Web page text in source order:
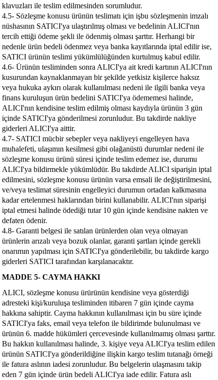
klavuzları ile teslim edilmesinden sorumludur.
4.5- Sözleşme konusu ürünün teslimatı için işbu sözleşmenin imzalı
nüshasının SATICI'ya ulaştırılmış olması ve bedelinin ALICI'nın
tercih ettiği ödeme şekli ile ödenmiş olması şarttır. Herhangi bir
nedenle ürün bedeli ödenmez veya banka kayıtlarında iptal edilir ise,
SATICI ürünün teslimi yükümlülüğünden kurtulmuş kabul edilir.
4.6- Ürünün tesliminden sonra ALICI'ya ait kredi kartının ALICI'nın
kusurundan kaynaklanmayan bir şekilde yetkisiz kişilerce haksız
veya hukuka aykırı olarak kullanılması nedeni ile ilgili banka veya
finans kuruluşun ürün bedelini SATICI'ya ödememesi halinde,
ALICI'nın kendisine teslim edilmiş olması kaydıyla ürünün 3 gün
içinde SATICI'ya gönderilmesi zorunludur. Bu takdirde nakliye
giderleri ALICI'ya aittir.
4.7- SATICI mücbir sebepler veya nakliyeyi engelleyen hava
muhalefeti, ulaşımın kesilmesi gibi olağanüstü durumlar nedeni ile
sözleşme konusu ürünü süresi içinde teslim edemez ise, durumu
ALICI'ya bildirmekle yükümlüdür. Bu takdirde ALICI siparişin iptal
edilmesini, sözleşme konusu ürünün varsa emsali ile değiştirilmesini,
ve/veya teslimat süresinin engelleyici durumun ortadan kalkmasına
kadar ertelenmesi haklarından birini kullanabilir. ALICI'nın siparişi
iptal etmesi halinde ödediği tutar 10 gün içinde kendisine nakten ve
defaten ödenir.
4.8- Garanti belgesi ile satılan ürünlerden olan veya olmayan
ürünlerin arızalı veya bozuk olanlar, garanti şartları içinde gerekli
onarımın yapılması için SATICI'ya gönderilebilir, bu takdirde kargo
giderleri SATICI tarafından karşılanacaktır.
MADDE 5- CAYMA HAKKI
ALICI, sözleşme konusu ürürünün kendisine veya gösterdiği
adresteki kişi/kuruluşa tesliminden itibaren 7 gün içinde cayma
hakkına sahiptir. Cayma hakkının kullanılması için bu süre içinde
SATICI'ya faks, email veya telefon ile bildirimde bulunulması ve
ürünün 6. madde hükümleri çercevesinde kullanılmamış olması şarttır.
Bu hakkın kullanılması halinde, 3. kişiye veya ALICI'ya teslim edilen
ürünün SATICI'ya gönderildiğine ilişkin kargo teslim tutanağı örneği
ile fatura aslının iadesi zorunludur. Bu belgelerin ulaşmasını takip
eden 7 gün içinde ürün bedeli ALICI'ya iade edilir. Fatura aslı